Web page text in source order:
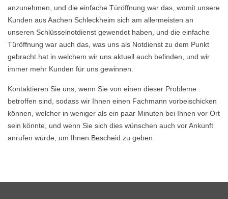
anzunehmen, und die einfache Türöffnung war das, womit unsere
Kunden aus Aachen Schleckheim sich am allermeisten an
unseren Schlüsselnotdienst gewendet haben, und die einfache
Türöffnung war auch das, was uns als Notdienst zu dem Punkt
gebracht hat in welchem wir uns aktuell auch befinden, und wir
immer mehr Kunden für uns gewinnen.
Kontaktieren Sie uns, wenn Sie von einen dieser Probleme
betroffen sind, sodass wir Ihnen einen Fachmann vorbeischicken
können, welcher in weniger als ein paar Minuten bei Ihnen vor Ort
sein könnte, und wenn Sie sich dies wünschen auch vor Ankunft
anrufen würde, um Ihnen Bescheid zu geben.